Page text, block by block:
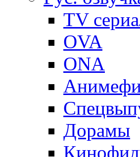
TV
OVA
ONA
Дорамы